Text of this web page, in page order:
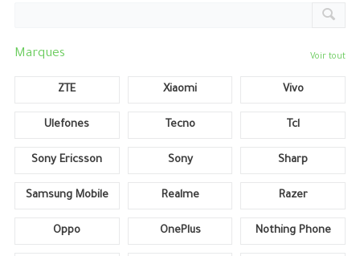
Marques Voir tout
ZTE Xiaomi Vivo
Ulefones Tecno Tcl
Sony Ericsson Sony Sharp
Samsung Mobile Realme Razer
Oppo OnePlus Nothing Phone